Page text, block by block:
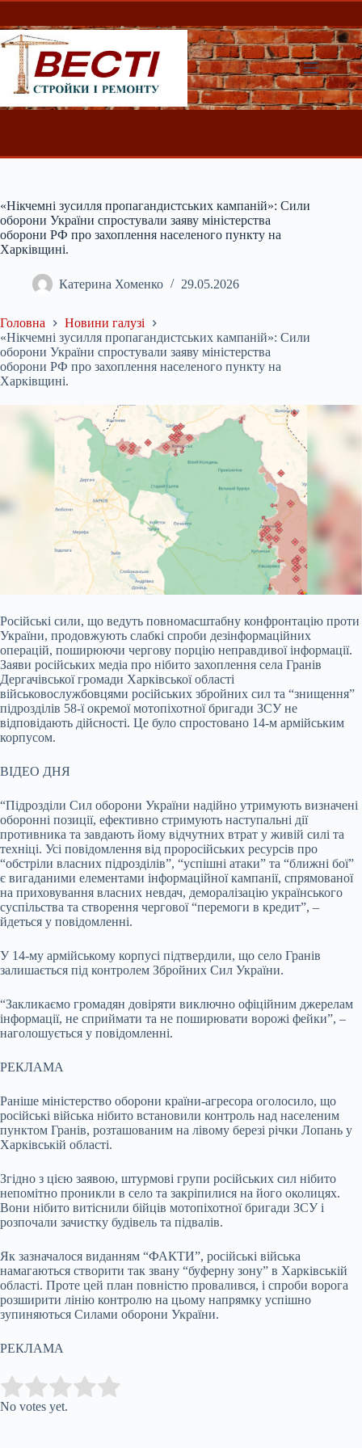
Перейти
вмісту
«Нікчемні зусилля пропагандистських кампаній»: Сили
оборони України спростували заяву міністерства
оборони РФ про захоплення населеного пункту на
Харківщині.
Катерина Хоменко 29.05.2026
Головна
Новини галузі
«Нікчемні зусилля пропагандистських кампаній»: Сили
оборони України спростували заяву міністерства
оборони РФ про захоплення населеного пункту на
Харківщині.
Російські сили, що ведуть повномасштабну конфронтацію проти
України, продовжують слабкі спроби дезінформаційних
операцій, поширюючи чергову порцію неправдивоїінформації.
Заяви російських медіа про нібито захоплення села Гранів
Дергачівської громади Харківської області
військовослужбовцями російських збройних сил та “знищення”
підрозділів 58-ї окремої мотопіхотної бригади ЗСУ не
відповідають дійсності. Це було спростовано 14-м армійським
корпусом.
ВІДЕО ДНЯ
“Підрозділи Сил оборони України надійно утримують визначені
оборонні позиції, ефективно стримують наступальні дії
противника та завдають йому відчутних втрат у живій силі та
техніці. Усі повідомлення від проросійських ресурсів про
“обстріли власних підрозділів”, “успішні атаки” та “ближні бої”
є вигаданими елементами інформаційної кампанії, спрямованої
на приховування власних невдач, деморалізацію українського
суспільства та створення чергової “перемоги в кредит”, –
йдеться у повідомленні.
У 14-му армійському корпусі підтвердили, що село Гранів
залишається під контролем Збройних Сил України.
“Закликаємо громадян довіряти виключно офіційним джерелам
інформації, не сприймати та не поширювати ворожі фейки”, –
наголошується у повідомленні.
РЕКЛАМА
Раніше міністерство оборони країни-агресора оголосило, що
російські війська нібито встановили контроль над населеним
пунктом Гранів, розташованим на лівому березі річки Лопань у
Харківській області.
Згідно з цією заявою, штурмові групи російських сил нібито
непомітно проникли в село та закріпилися на його околицях.
Вони нібито витіснили бійців мотопіхотної бригади ЗСУ і
розпочали зачистку будівель та підвалів.
Як зазначалося виданням “ФАКТИ”, російські війська
намагаються створити так звану “буферну зону” в Харківській
області. Проте цей план повністю провалився, і спроби ворога
розширити лінію контролю на цьому напрямку успішно
зупиняються Силами оборони України.
РЕКЛАМА
Rate this item:
No votes yet.